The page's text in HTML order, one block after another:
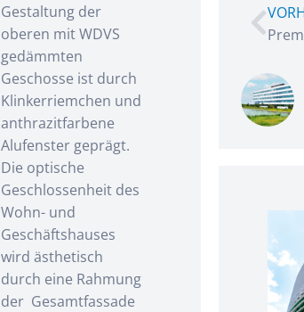
Gestaltung der
oberen mit WDVS
gedämmten
Geschosse ist durch
Klinkerriemchen und
anthrazitfarbene
Alufenster geprägt.
Die optische
Geschlossenheit des
Wohn- und
Geschäftshauses
wird ästhetisch
durch eine Rahmung
der Gesamtfassade